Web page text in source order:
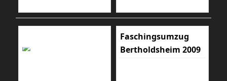
Faschingsumzug
Bertholdsheim 2009